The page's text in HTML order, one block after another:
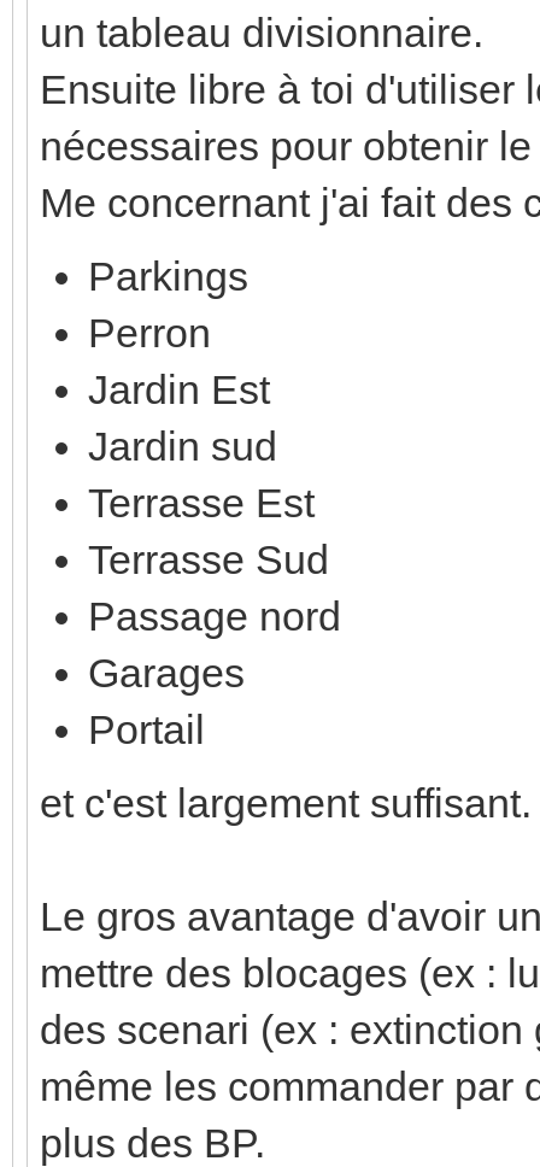
un tableau divisionnaire.
Ensuite libre à toi d'utiliser
nécessaires pour obtenir
Me concernant j'ai fait des
Parkings
Perron
Jardin Est
Jardin sud
Terrasse Est
Terrasse Sud
Passage nord
Garages
Portail
et c'est largement suffisant.
Le gros avantage d'avoir
mettre des blocages (ex :
des scenari (ex :
même les commander par
plus des BP.